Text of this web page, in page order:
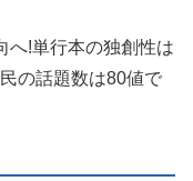
へ!単行本の独創性は
の話題数は80値で